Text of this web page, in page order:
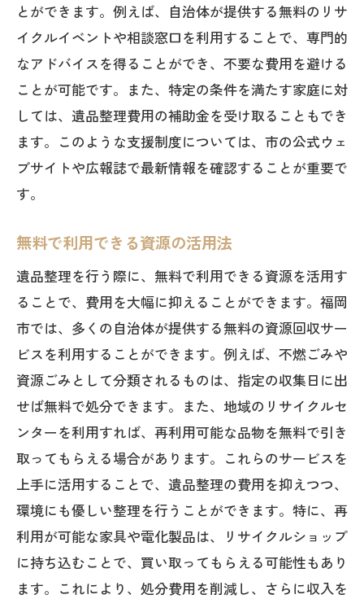
とができます。例えば、自治体が提供する無料のリサ
イクルイベントや相談窓口を利用することで、専門的
なアドバイスを得ることができ、不要な費用を避ける
ことが可能です。また、特定の条件を満たす家庭に対
しては、遺品整理費用の補助金を受け取ることもでき
ます。このような支援制度については、市の公式ウェ
ブサイトや広報誌で最新情報を確認することが重要で
す。
無料で利用できる資源の活用法
遺品整理を行う際に、無料で利用できる資源を活用す
ることで、費用を大幅に抑えることができます。福岡
市では、多くの自治体が提供する無料の資源回収サー
ビスを利用することができます。例えば、不燃ごみや
資源ごみとして分類されるものは、指定の収集日に出
せば無料で処分できます。また、地域のリサイクルセ
ンターを利用すれば、再利用可能な品物を無料で引き
取ってもらえる場合があります。これらのサービスを
上手に活用することで、遺品整理の費用を抑えつつ、
環境にも優しい整理を行うことができます。特に、再
利用が可能な家具や電化製品は、リサイクルショップ
に持ち込むことで、買い取ってもらえる可能性もあり
ます。これにより、処分費用を削減し、さらに収入を